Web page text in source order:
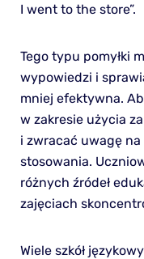
I went to the store”.
Tego typu pomyłki
wypowiedzi i
mniej efektywna.
w zakresie użycia
i zwracać uwagę
stosowania.
różnych źródeł
zajęciach
Wiele szkół